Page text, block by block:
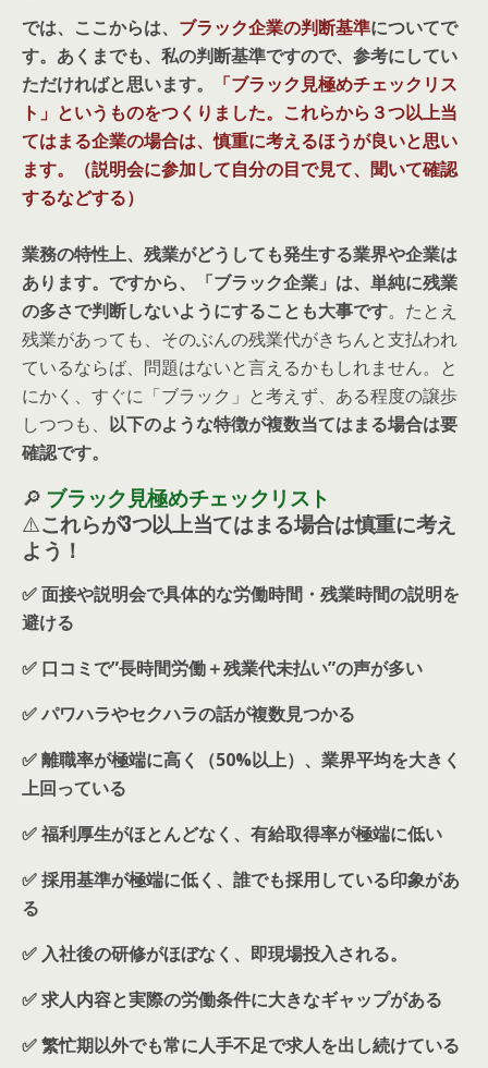
では、ここからは、 ブラック企業の判断基準についてで
す。あくまでも、私の判断基準ですので、参考にしてい
ただければと思います。
「ブラック見極めチェックリス
ト」というものをつくりました。これらから３つ以上当
てはまる企業の場合は、慎重に考えるほうが良いと思い
ます。（説明会に参加して自分の目で見て、聞いて確認
するなどする）
業務の特性上、残業がどうしても発生する業界や企業は
あります。ですから、「ブラック企業」は、単純に残業
の多さで判断しないようにすることも大事です。たとえ
残業があっても、そのぶんの残業代がきちんと支払われ
ているならば、問題はないと言えるかもしれません。と
にかく、すぐに「ブラック」と考えず、ある程度の譲歩
しつつも、 以下のような特徴が複数当てはまる場合は要
確認です。
🔎 ブラック見極めチェックリスト
⚠️これらが3つ以上当てはまる場合は慎重に考え
よう！
✅ 面接や説明会で具体的な労働時間・残業時間の説明を
避ける
✅ 口コミで”長時間労働＋残業代未払い”の声が多い
✅ パワハラやセクハラの話が複数見つかる
✅ 離職率が極端に高く（50%以上）、業界平均を大きく
上回っている
✅ 福利厚生がほとんどなく、有給取得率が極端に低い
✅ 採用基準が極端に低く、誰でも採用している印象があ
る
✅ 入社後の研修がほぼなく、即現場投入される。
✅ 求人内容と実際の労働条件に大きなギャップがある
✅ 繁忙期以外でも常に人手不足で求人を出し続けている